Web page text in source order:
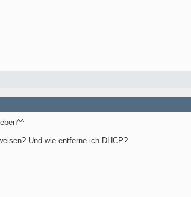
Und wie entferne ich DHCP?